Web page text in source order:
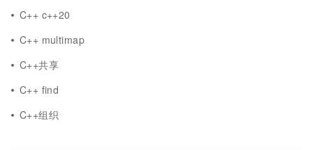
C++ c++20
C++ multimap
C++共享
C++ find
C++组织